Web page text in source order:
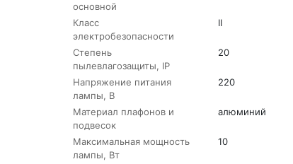
основной
Класс
электробезопасности
II
Степень
пылевлагозащиты, IP
20
Напряжение питания
лампы, В
220
Материал плафонов и
подвесок
алюминий
Максимальная мощность
лампы, Вт
10